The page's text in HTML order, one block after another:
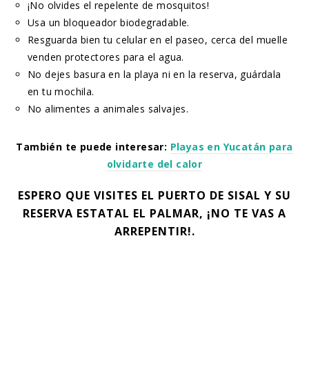
¡No olvides el repelente de mosquitos!
Usa un bloqueador biodegradable.
Resguarda bien tu celular en el paseo, cerca del muelle
venden protectores para el agua.
No dejes basura en la playa ni en la reserva, guárdala
en tu mochila.
No alimentes a animales salvajes.
También te puede interesar: Playas en Yucatán para
olvidarte del calor
ESPERO QUE VISITES EL PUERTO DE SISAL Y SU
RESERVA ESTATAL EL PALMAR, ¡NO TE VAS A
ARREPENTIR!.